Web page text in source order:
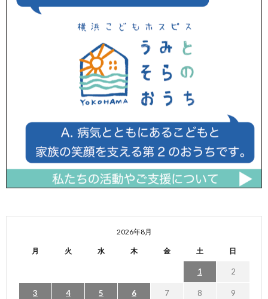
2026年8月
月 火 水 木 金 土 日
1 2
3 4 5 6 7 8 9